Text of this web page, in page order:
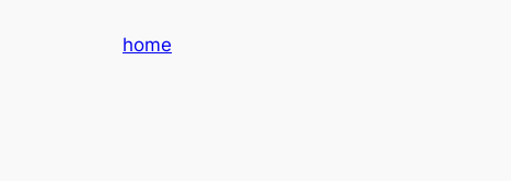
home